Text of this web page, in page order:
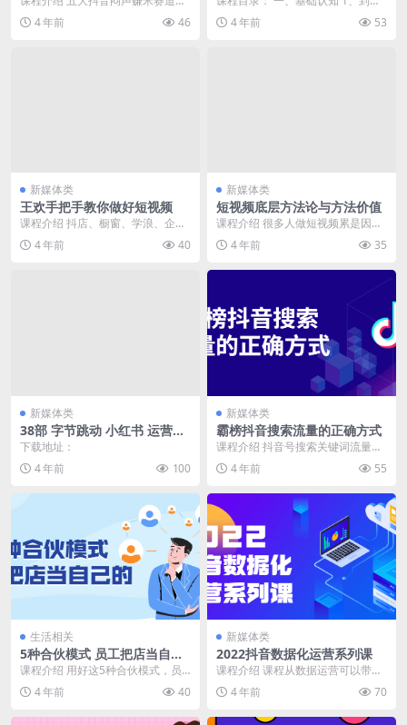
从底层逻辑、账号搭建、选题库、
主题IP、文案台词...
4 年前 46
什么样的人在看? 2、需要养号吗?
3、流量池...
4 年前 53
新媒体类
王欢手把手教你做好短视频
课程介绍 抖店、橱窗、学浪、企业
号、精选联盟实操课程！课程非常
详细，深入浅出，通...
4 年前 40
新媒体类
短视频底层方法论与方法价值
课程介绍 很多人做短视频累是因为
方法错了，你要知道任何标准化的
具体操作最后一定沦...
4 年前 35
新媒体类
38部 字节跳动 小红书 运营培
训思维视频教程免费奉献
下载地址：
4 年前
100
新媒体类
霸榜抖音搜索流量的正确方式
课程介绍 抖音号搜索关键词流量获
取方式：内容包括抖音搜索流量、
数据化选词工具、关...
4 年前 55
生活相关
5种合伙模式 员工把店当自己
的
课程介绍 用好这5种合伙模式，员
工把店当成自己的店，课程带你解
决以下问题：人才留...
4 年前 40
新媒体类
2022抖音数据化运营系列课
课程介绍 课程从数据运营可以带给
我们什么价值开始讲起，包括最新
的抖音直播间起爆算...
4 年前 70